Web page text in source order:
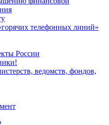
телефонных линий»
России
ведомств, фондов,